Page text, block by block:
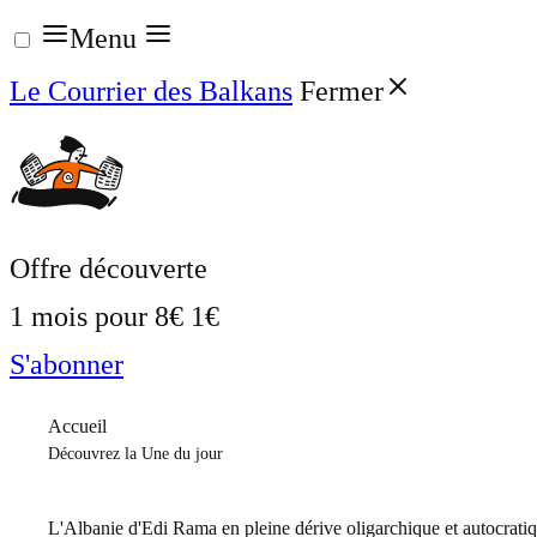
Aller
au
contenu
Menu
Le Courrier des Balkans Fermer
Offre découverte
1 mois pour 8€ 1€
S'abonner
Accueil
Découvrez la Une du jour
L'Albanie d'Edi Rama en pleine dérive oligarchique et